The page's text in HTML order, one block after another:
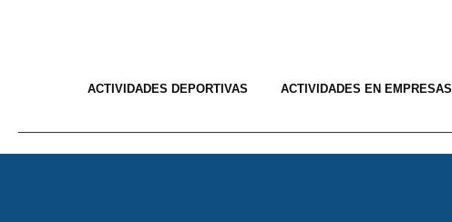
ACTIVIDADES DEPORTIVAS ACTIVIDADES EN EMPRESAS